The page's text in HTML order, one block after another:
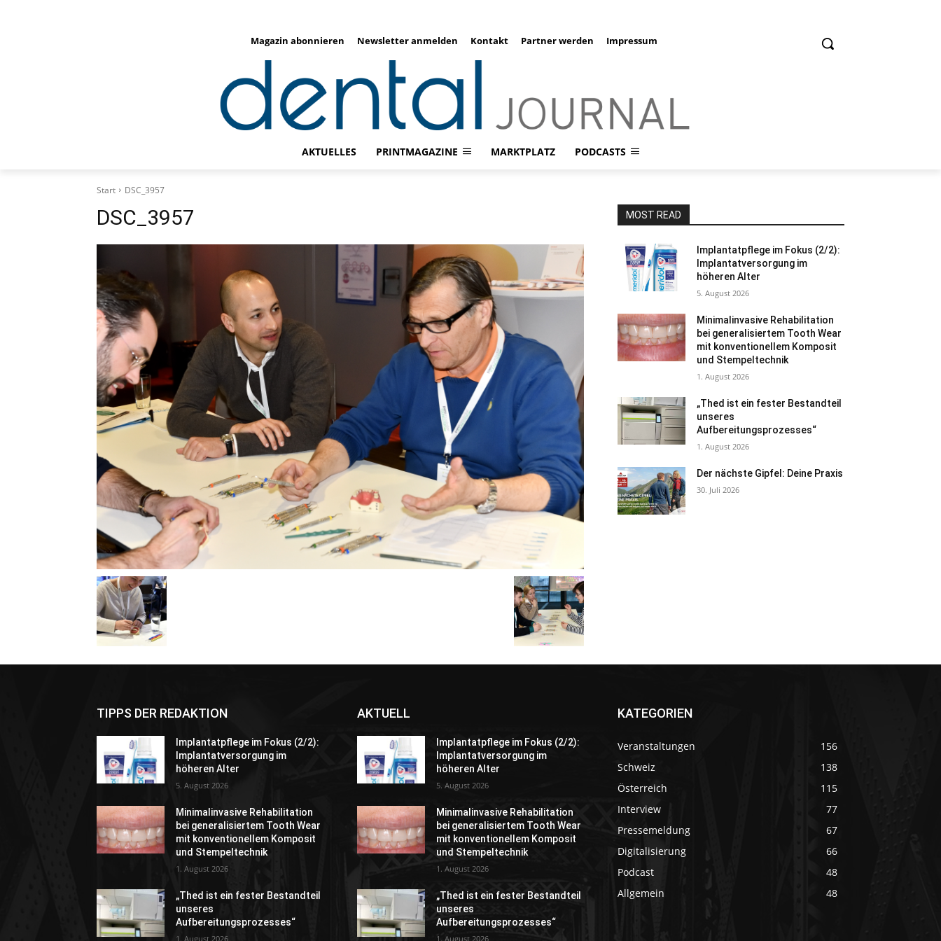
Magazin abonnieren Newsletter anmelden Kontakt Partner werden Impressum
AKTUELLES PRINTMAGAZINE MARKTPLATZ PODCASTS
Start DSC_3957
DSC_3957 MOST READ
Implantatpflege im Fokus (2/2):
Implantatversorgung im
höheren Alter
5. August 2026
Minimalinvasive Rehabilitation
bei generalisiertem Tooth Wear
mit konventionellem Komposit
und Stempeltechnik
1. August 2026
„Thed ist ein fester Bestandteil
unseres
Aufbereitungsprozesses“
1. August 2026
Der nächste Gipfel: Deine Praxis
30. Juli 2026
TIPPS DER REDAKTION
Implantatpflege im Fokus (2/2):
Implantatversorgung im
höheren Alter
5. August 2026
Minimalinvasive Rehabilitation
bei generalisiertem Tooth Wear
mit konventionellem Komposit
und Stempeltechnik
1. August 2026
„Thed ist ein fester Bestandteil
unseres
Aufbereitungsprozesses“
1. August 2026
AKTUELL
Implantatpflege im Fokus (2/2):
Implantatversorgung im
höheren Alter
5. August 2026
Minimalinvasive Rehabilitation
bei generalisiertem Tooth Wear
mit konventionellem Komposit
und Stempeltechnik
1. August 2026
„Thed ist ein fester Bestandteil
unseres
Aufbereitungsprozesses“
1. August 2026
KATEGORIEN
Veranstaltungen
156
Schweiz
138
Österreich
115
Interview
77
Pressemeldung
67
Digitalisierung
66
Podcast
48
Allgemein
48